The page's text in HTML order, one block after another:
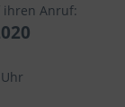
Anruf: